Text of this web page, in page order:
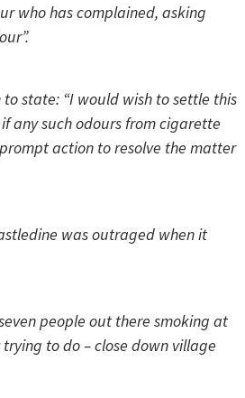
who has complained, asking
state: “I would wish to settle this
any such odours from cigarette
action to resolve the matter
was outraged when it
people out there smoking at
to do – close down village